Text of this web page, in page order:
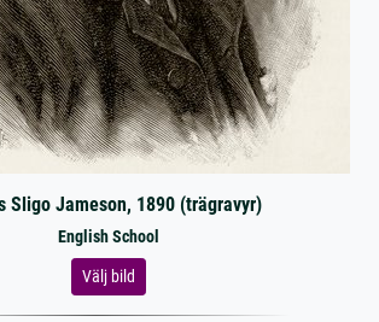
Sligo Jameson, 1890 (trägravyr)
English School
Välj bild